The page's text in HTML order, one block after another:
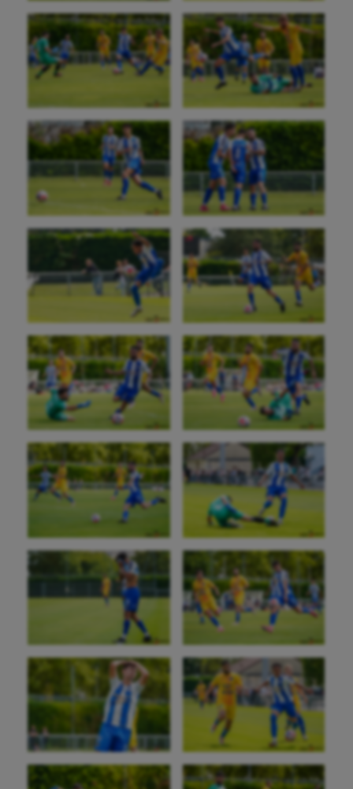
Aéronautique
Athlétisme
Auto
Aviron
Balle à la main
Ballon au poing
Baseball
Billard
Boules lyonnaises
Canoë-kayak
Cerf Volant
Cheerleading
Course à pied
Crossfit
Cyclisme